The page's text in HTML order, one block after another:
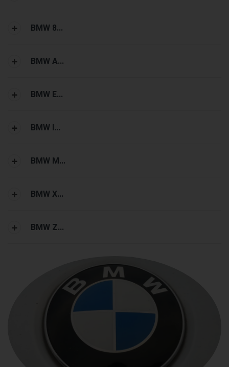
BMW 8...
BMW A...
BMW E...
BMW I...
BMW M...
BMW X...
BMW Z...